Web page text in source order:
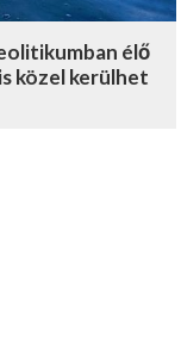
élő
közel kerülhet